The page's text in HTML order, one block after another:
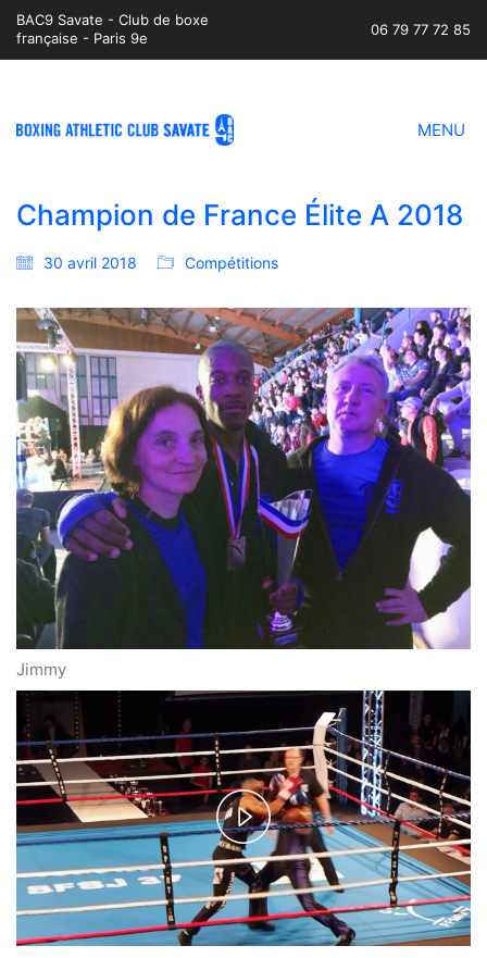
BAC9 Savate - Club de boxe
française - Paris 9e
06 79 77 72 85
MENU
Champion de France Élite A 2018
30 avril 2018 Compétitions
Jimmy
Play
Video